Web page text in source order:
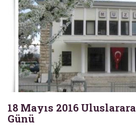
18 Mayıs 2016
Günü